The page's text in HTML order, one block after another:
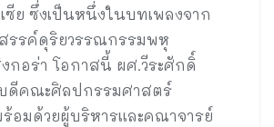
ซีย ซึ่งเป็นหนึ่งในบทเพลงจาก
รรค์ดุริยวรรณกรรมพหุ
กอร่า โอกาสนี้ ผศ.วีระศักดิ์
ดีคณะศิลปกรรมศาสตร์
อมด้วยผู้บริหารและคณาจารย์